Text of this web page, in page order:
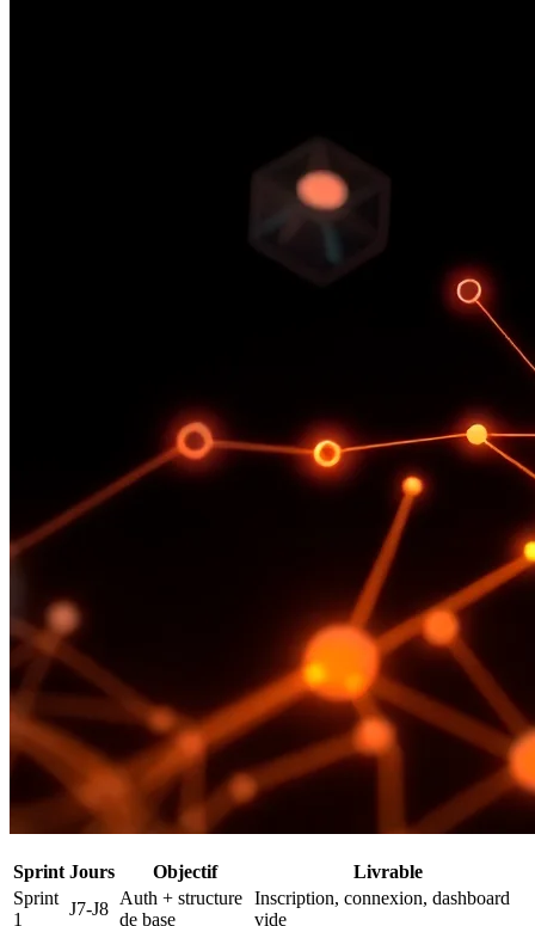
Sprint Jours Objectif
Livrable
Sprint
1
J7-J8
Auth + structure
de base
Inscription, connexion, dashboard
vide